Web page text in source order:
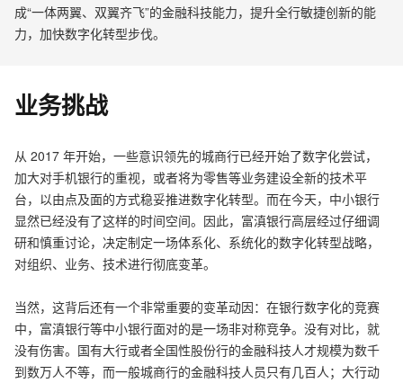
成“一体两翼、双翼齐飞”的金融科技能力，提升全行敏捷创新的能
力，加快数字化转型步伐。
业务挑战
从 2017 年开始，一些意识领先的城商行已经开始了数字化尝试，
加大对手机银行的重视，或者将为零售等业务建设全新的技术平
台，以由点及面的方式稳妥推进数字化转型。而在今天，中小银行
显然已经没有了这样的时间空间。因此，富滇银行高层经过仔细调
研和慎重讨论，决定制定一场体系化、系统化的数字化转型战略，
对组织、业务、技术进行彻底变革。
当然，这背后还有一个非常重要的变革动因：在银行数字化的竞赛
中，富滇银行等中小银行面对的是一场非对称竞争。没有对比，就
没有伤害。国有大行或者全国性股份行的金融科技人才规模为数千
到数万人不等，而一般城商行的金融科技人员只有几百人；大行动